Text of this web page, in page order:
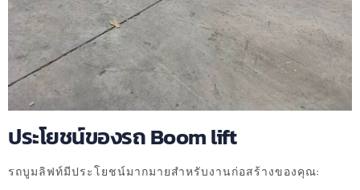
ประโยชน์ของรถ Boom lift
รถบูมลิฟท์มีประโยชน์มากมายสำหรับงานก่อสร้างของคุณ: